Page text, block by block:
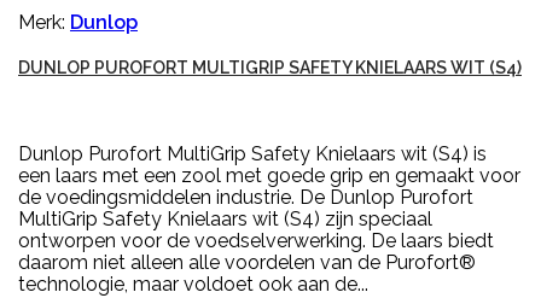
Merk: Dunlop
DUNLOP PUROFORT MULTIGRIP SAFETY KNIELAARS WIT (S4)
Dunlop Purofort MultiGrip Safety Knielaars wit (S4) is
een laars met een zool met goede grip en gemaakt voor
de voedingsmiddelen industrie. De Dunlop Purofort
MultiGrip Safety Knielaars wit (S4) zijn speciaal
ontworpen voor de voedselverwerking. De laars biedt
daarom niet alleen alle voordelen van de Purofort®
technologie, maar voldoet ook aan de...